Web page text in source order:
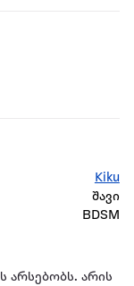
Kiku
შავი
BDSM
არსებობს. არის